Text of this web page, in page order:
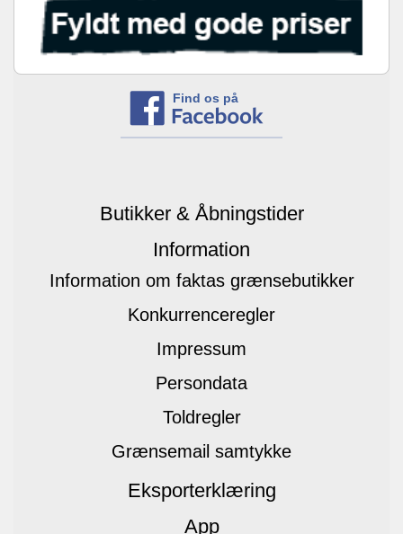
Find os på
Butikker & Åbningstider
Information
Information om faktas grænsebutikker
Konkurrenceregler
Impressum
Persondata
Toldregler
Grænsemail samtykke
Eksporterklæring
App